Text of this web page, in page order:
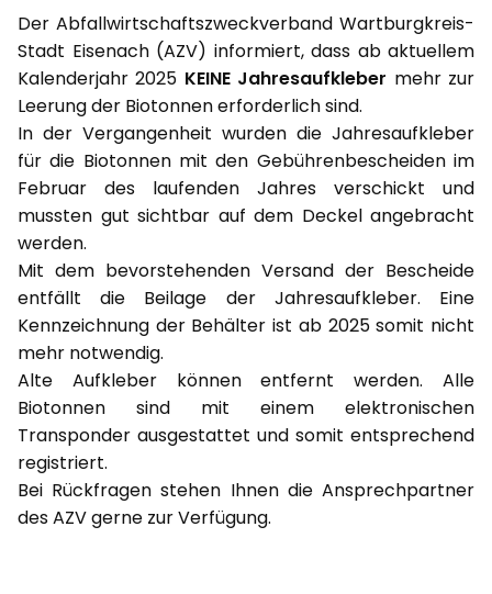
Der Abfallwirtschaftszweckverband Wartburgkreis-
Stadt Eisenach (AZV) informiert, dass ab aktuellem
Kalenderjahr 2025 KEINE Jahresaufkleber mehr zur
Leerung der Biotonnen erforderlich sind.
In der Vergangenheit wurden die Jahresaufkleber
für die Biotonnen mit den Gebührenbescheiden im
Februar des laufenden Jahres verschickt und
mussten gut sichtbar auf dem Deckel angebracht
werden.
Mit dem bevorstehenden Versand der Bescheide
entfällt die Beilage der Jahresaufkleber. Eine
Kennzeichnung der Behälter ist ab 2025 somit nicht
mehr notwendig.
Alte Aufkleber können entfernt werden. Alle
Biotonnen sind mit einem elektronischen
Transponder ausgestattet und somit entsprechend
registriert.
Bei Rückfragen stehen Ihnen die Ansprechpartner
des AZV gerne zur Verfügung.